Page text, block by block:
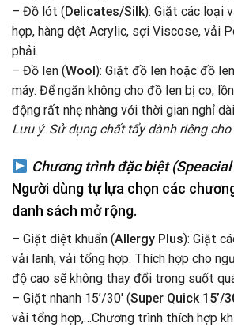
– Đồ lót (Delicates/Silk): Giặt các loại
hợp, hàng dệt Acrylic, sợi Viscose, vải
phải.
– Đồ len (Wool): Giặt đồ len hoặc đồ
máy. Để ngăn không cho đồ len bị co,
động rất nhẹ nhàng với thời gian nghỉ
Lưu ý: Sử dụng chất tẩy dành riêng cho
Chương trình đặc biệt
Người dùng tự lựa chọn các
danh sách mở rộng.
– Giặt diệt khuẩn (Allergy Plus): Giặt
vải lanh, vải tổng hợp. Thích hợp cho
độ cao sẽ không thay đổi trong suốt
– Giặt nhanh 15’/30′ (Super Quick 15’/
vải tổng hợp,…Chương trình thích hợp